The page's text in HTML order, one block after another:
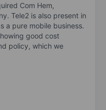
Com Hem,
Tele2 is also present in
a pure mobile business.
good cost
policy, which we